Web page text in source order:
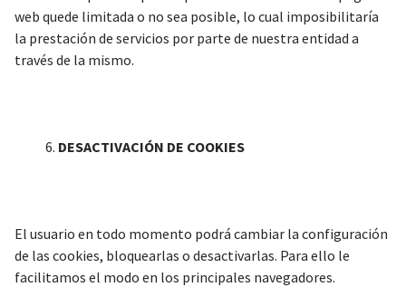
web quede limitada o no sea posible, lo cual imposibilitaría
la prestación de servicios por parte de nuestra entidad a
través de la mismo.
DESACTIVACIÓN DE COOKIES
El usuario en todo momento podrá cambiar la configuración
de las cookies, bloquearlas o desactivarlas. Para ello le
facilitamos el modo en los principales navegadores.